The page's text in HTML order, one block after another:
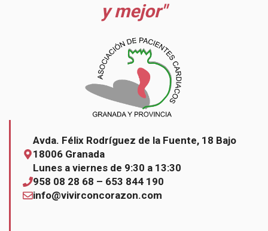
y mejor"
Avda. Félix Rodríguez de la Fuente, 18 Bajo
18006 Granada
Lunes a viernes de 9:30 a 13:30
958 08 28 68 – 653 844 190
info@vivirconcorazon.com